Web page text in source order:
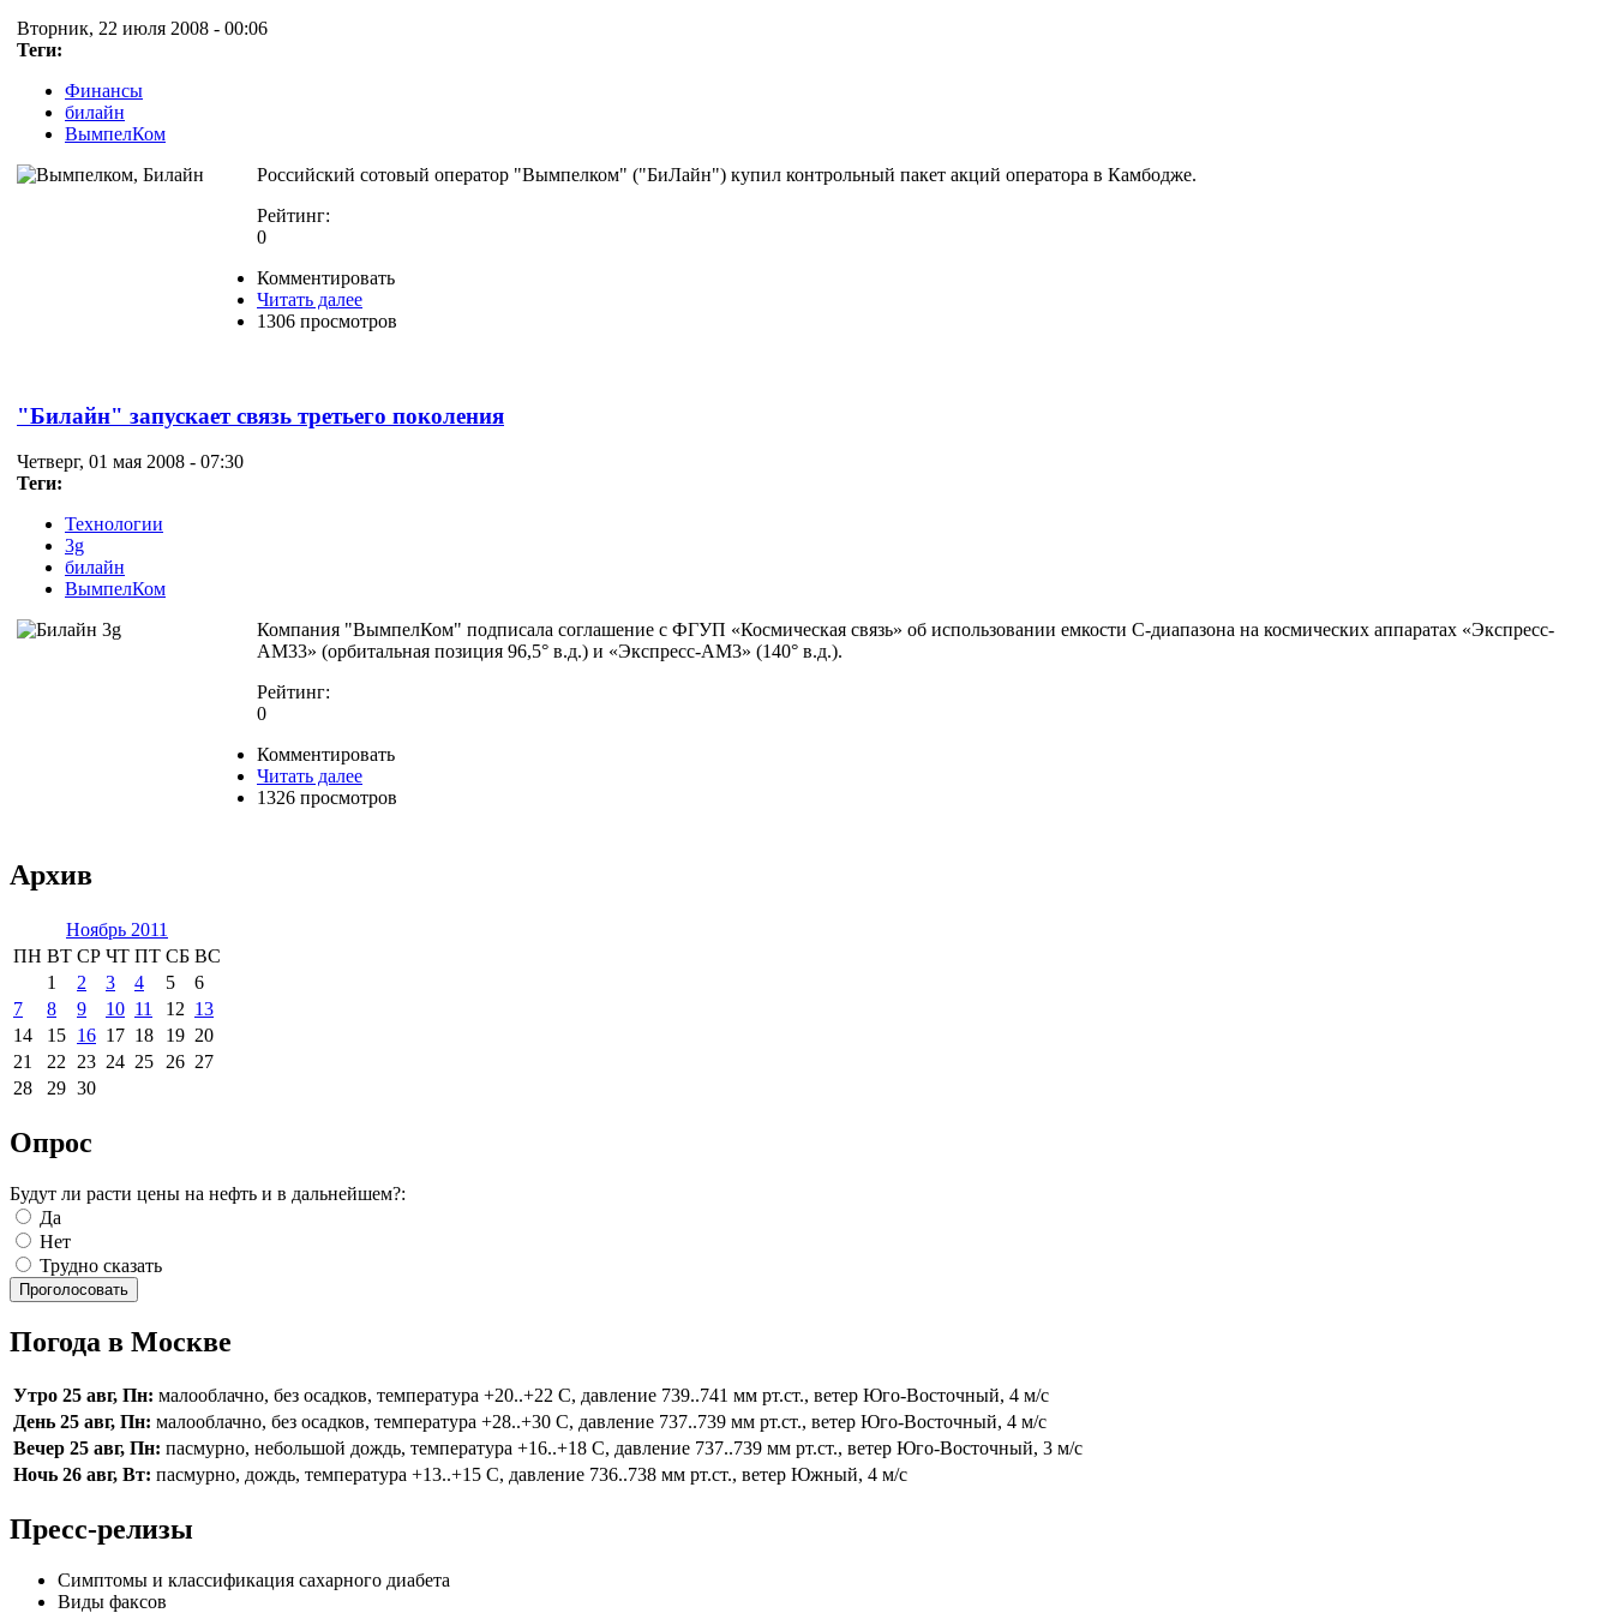
Вторник, 22 июля 2008 - 00:06
Теги:
Финансы
билайн
ВымпелКом
Российский сотовый оператор "Вымпелком" ("БиЛайн") купил контрольный пакет акций оператора в Камбодже.
Рейтинг:
0
Комментировать
Читать далее
1306 просмотров
"Билайн" запускает связь третьего поколения
Четверг, 01 мая 2008 - 07:30
Теги:
Технологии
3g
билайн
ВымпелКом
Компания "ВымпелКом" подписала соглашение с ФГУП «Космическая связь» об использовании емкости С-диапазона на космических аппаратах «Экспресс-
АМ33» (орбитальная позиция 96,5° в.д.) и «Экспресс-АМ3» (140° в.д.).
Рейтинг:
0
Комментировать
Читать далее
1326 просмотров
Архив
Ноябрь 2011
ПН ВТ СР ЧТ ПТ СБ ВС
1
2 3 4 5
6
7
8 9 10 11 12 13
14
15 16 17 18 19 20
21
22 23 24 25 26 27
28
29 30
Опрос
Будут ли расти цены на нефть и в дальнейшем?:
Да
Нет
Трудно сказать
Погода в Москве
Утро 25 авг, Пн: малооблачно, без осадков, температура +20..+22 С, давление 739..741 мм рт.ст., ветер Юго-Восточный, 4 м/с
День 25 авг, Пн: малооблачно, без осадков, температура +28..+30 С, давление 737..739 мм рт.ст., ветер Юго-Восточный, 4 м/с
Вечер 25 авг, Пн: пасмурно, небольшой дождь, температура +16..+18 С, давление 737..739 мм рт.ст., ветер Юго-Восточный, 3 м/с
Ночь 26 авг, Вт: пасмурно, дождь, температура +13..+15 С, давление 736..738 мм рт.ст., ветер Южный, 4 м/с
Пресс-релизы
Симптомы и классификация сахарного диабета
Виды факсов